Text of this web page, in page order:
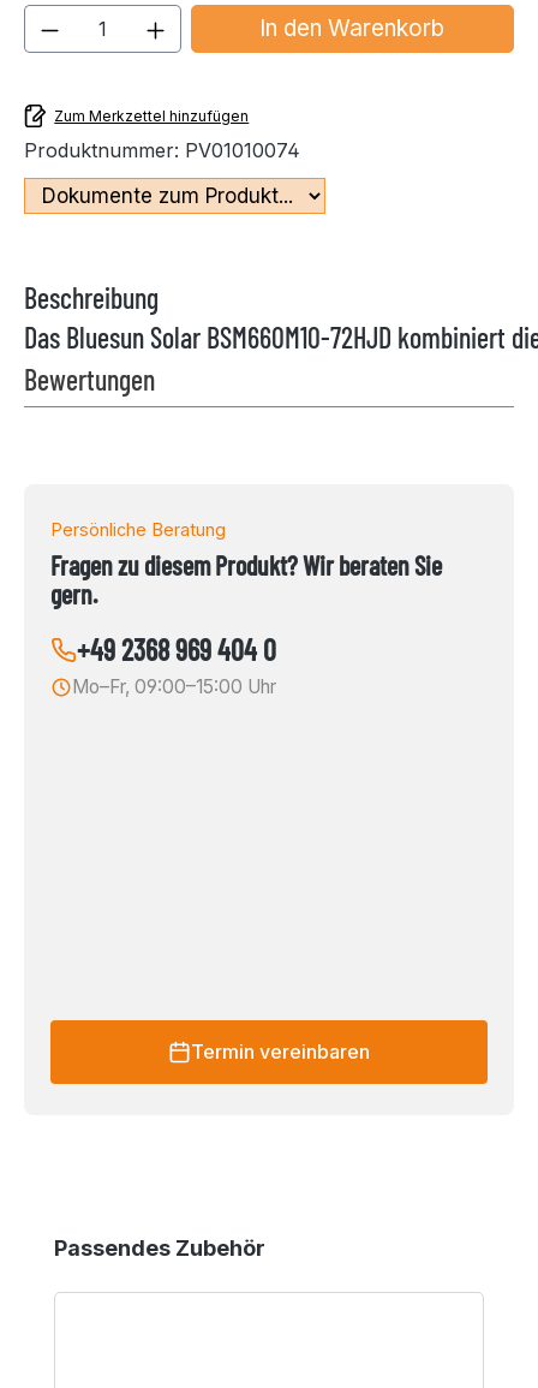
Produkt Anzahl: Gib den gewünschten
In den Warenkorb
Zum Merkzettel hinzufügen
Produktnummer: PV01010074
Beschreibung
Das Bluesun Solar BSM660M10-72HJD
Bewertungen
Persönliche Beratung
Fragen zu diesem Produkt? Wir beraten Sie
gern.
+49 2368 969 404 0
Mo–Fr, 09:00–15:00 Uhr
Termin vereinbaren
Produktgalerie überspringen
Passendes Zubehör